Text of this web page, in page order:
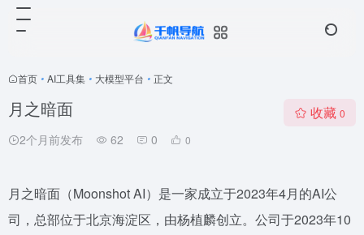
首页 • AI工具集 • 大模型平台 • 正文
月之暗面
2个月前发布 62 0 0
收藏 0
月之暗面（Moonshot AI）是一家成立于2023年4月的AI公
司，总部位于北京海淀区，由杨植麟创立。公司于2023年10